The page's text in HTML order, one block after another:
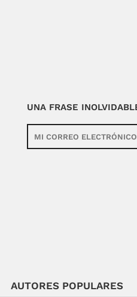
UNA FRASE
AUTORES POPULARES